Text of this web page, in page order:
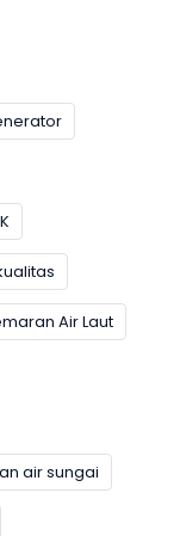
Air Laut
air sungai